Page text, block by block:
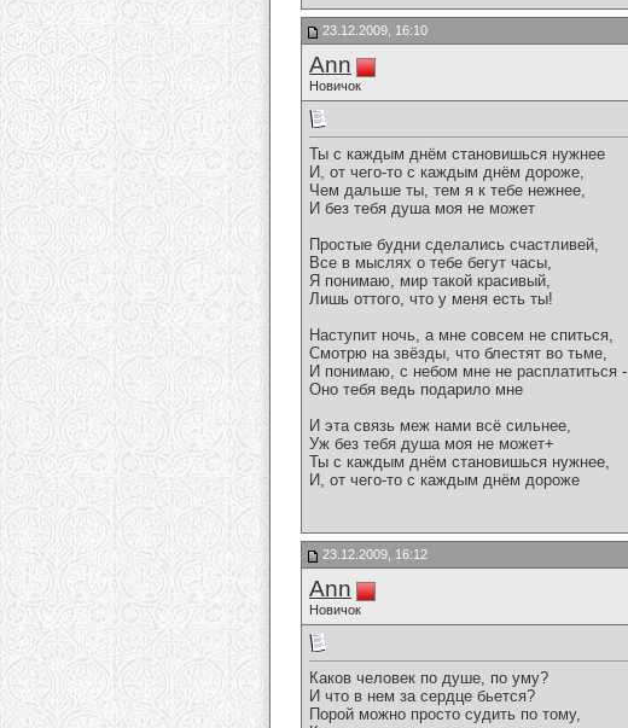
23.12.2009, 16:10
Аnn
Новичок
Ты с каждым днём становишься нужнее
И, от чего-то с каждым днём дороже,
Чем дальше ты, тем я к тебе нежнее,
И без тебя душа моя не может
Простые будни сделались счастливей,
Все в мыслях о тебе бегут часы,
Я понимаю, мир такой красивый,
Лишь оттого, что у меня есть ты!
Наступит ночь, а мне совсем не спиться,
Смотрю на звёзды, что блестят во тьме,
И понимаю, с небом мне не расплатиться -
Оно тебя ведь подарило мне
И эта связь меж нами всё сильнее,
Уж без тебя душа моя не может+
Ты с каждым днём становишься нужнее,
И, от чего-то с каждым днём дороже
23.12.2009, 16:12
Аnn
Новичок
Каков человек по душе, по уму?
И что в нем за сердце бьется?
Порой можно просто судить по тому,